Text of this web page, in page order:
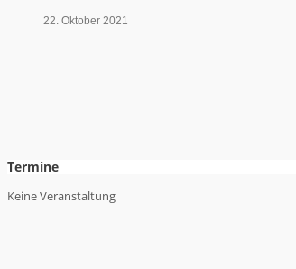
22. Oktober 2021
Termine
Keine Veranstaltung